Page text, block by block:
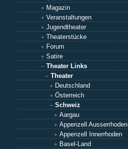
Magazin
Veranstaltungen
Jugendtheater
Theaterstücke
Forum
Satire
Theater Links
Theater
Deutschland
Österreich
Schweiz
Aargau
Appenzell Ausserrhoden
Appenzell Innerrhoden
Basel-Land